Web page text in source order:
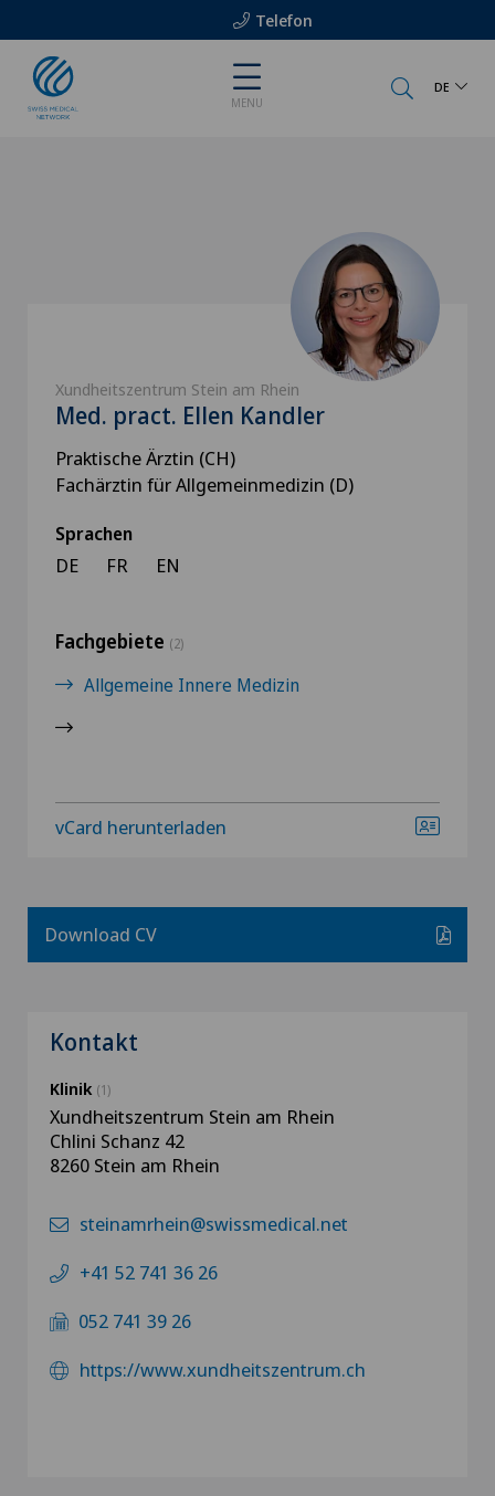
Telefon
MENU
DE
Xundheitszentrum Stein am Rhein
Med. pract. Ellen Kandler
Praktische Ärztin (CH)
Fachärztin für Allgemeinmedizin (D)
Sprachen
DE FR EN
Fachgebiete (2)
Allgemeine Innere Medizin
vCard herunterladen
Download CV
Kontakt
Klinik (1)
Xundheitszentrum Stein am Rhein
Chlini Schanz 42
8260 Stein am Rhein
steinamrhein@swissmedical.net
+41 52 741 36 26
052 741 39 26
https://www.xundheitszentrum.ch